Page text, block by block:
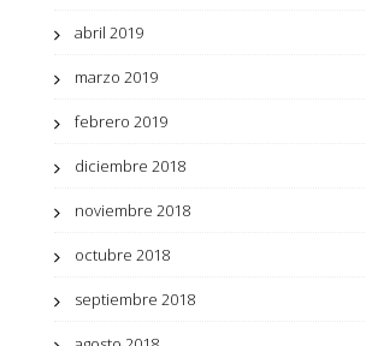
abril 2019
marzo 2019
febrero 2019
diciembre 2018
noviembre 2018
octubre 2018
septiembre 2018